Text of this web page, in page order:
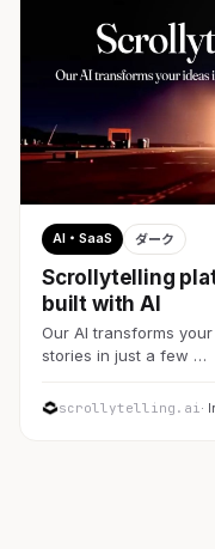
AI・SaaS ダーク
Scrollytelling
built with AI
Our AI transforms
stories in just a few …
scrollytelling.ai·